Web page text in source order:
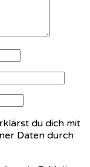
du dich mit
Daten durch